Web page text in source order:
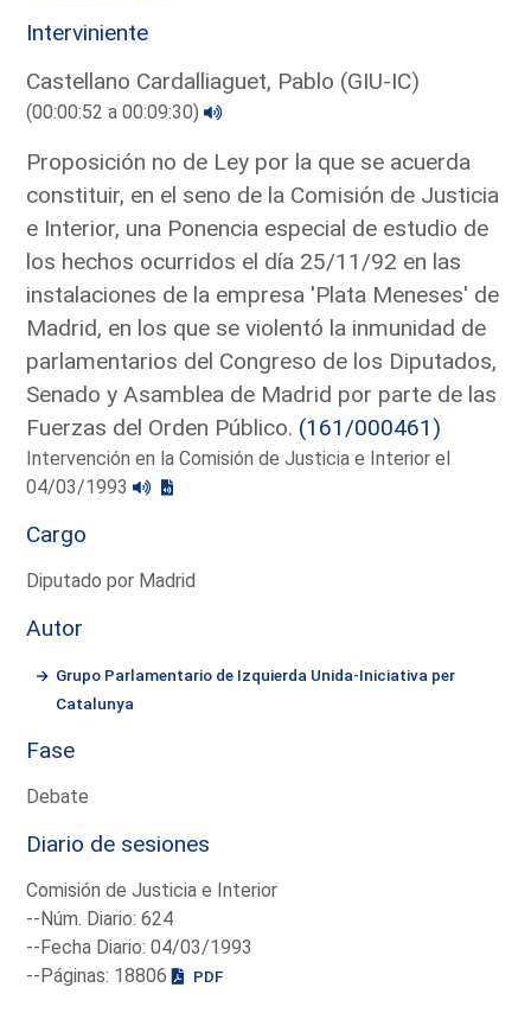
Interviniente
Castellano Cardalliaguet, Pablo (GIU-IC)
(00:00:52 a 00:09:30)
Proposición no de Ley por la que se acuerda
constituir, en el seno de la Comisión de Justicia
e Interior, una Ponencia especial de estudio de
los hechos ocurridos el día 25/11/92 en las
instalaciones de la empresa 'Plata Meneses' de
Madrid, en los que se violentó la inmunidad de
parlamentarios del Congreso de los Diputados,
Senado y Asamblea de Madrid por parte de las
Fuerzas del Orden Público. (161/000461)
Intervención en la Comisión de Justicia e Interior el
04/03/1993
Cargo
Diputado por Madrid
Autor
Grupo Parlamentario de Izquierda Unida-Iniciativa per
Catalunya
Fase
Debate
Diario de sesiones
Comisión de Justicia e Interior
--Núm. Diario: 624
--Fecha Diario: 04/03/1993
--Páginas: 18806
PDF